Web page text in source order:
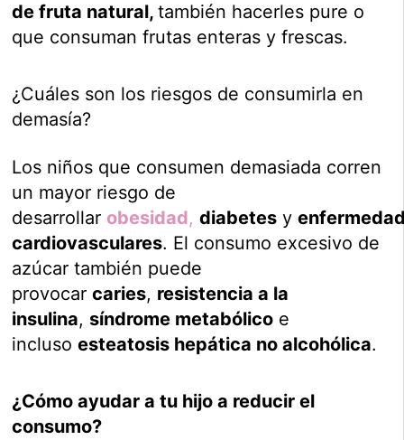
de fruta natural,también hacerles pure o
que consuman frutas enteras y frescas.
¿Cuáles son los riesgos de consumirla en
demasía?
Los niños que consumen demasiada corren
un mayor riesgo de
desarrollar obesidad, diabetes y
cardiovasculares. El consumo excesivo de
azúcar también puede
provocarcaries, resistencia a la
insulina, síndrome metabólico e
inclusoesteatosis hepática no alcohólica.
¿Cómo ayudar a tu hijo a reducir el
consumo?